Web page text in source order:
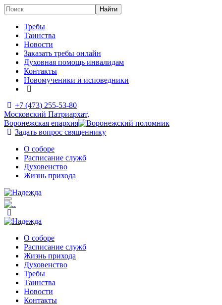
Требы
Таинства
Новости
Заказать требы онлайн
Духовная помощь инвалидам
Контакты
Новомученики и исповедники
+7 (473) 255-53-80
Московский Патриархат,
Воронежская епархия
Задать вопрос священнику
О соборе
Расписание служб
Духовенство
Жизнь прихода
О соборе
Расписание служб
Жизнь прихода
Духовенство
Требы
Таинства
Новости
Контакты